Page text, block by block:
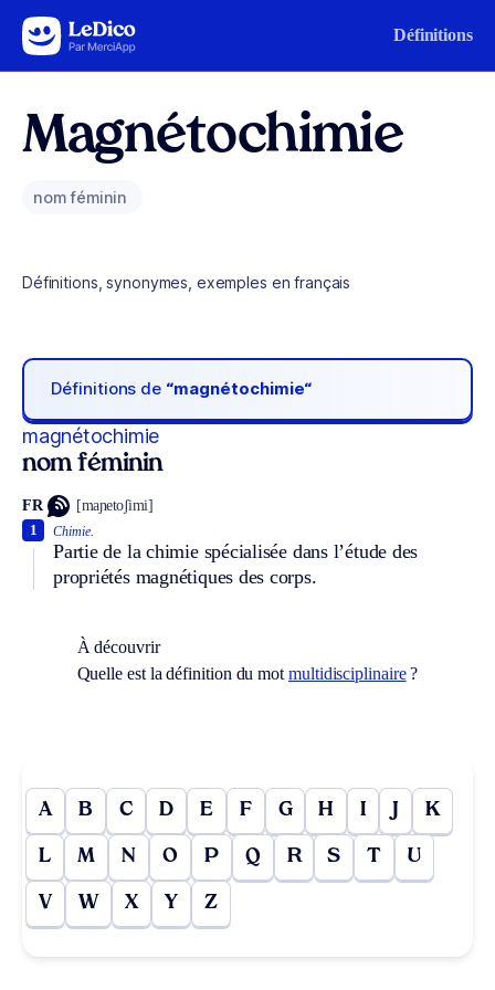
Aller au contenu Définitions
Magnétochimie
nom féminin
Définitions, synonymes, exemples en français
Définitions de “magnétochimie“
magnétochimie
nom féminin
FR [maɲetoʃimi]
Chimie.
Partie de la chimie spécialisée dans l’étude des
propriétés magnétiques des corps.
1
À découvrir
Quelle est la définition du motmultidisciplinaire?
A B C D E F G H I J K
L M N O P Q R S T U
V W X Y Z